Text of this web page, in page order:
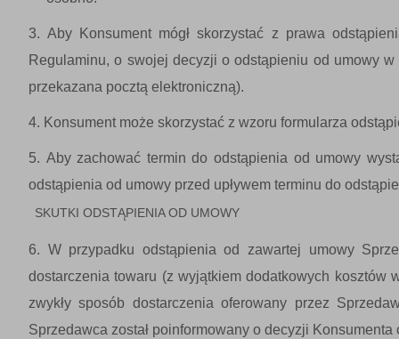
Aby Konsument mógł skorzystać z prawa
Regulaminu, o swojej decyzji o odstąpieniu od umowy
przekazana pocztą elektroniczną).
Konsument może skorzystać z wzoru formularza
Aby zachować termin do odstąpienia od umowy
odstąpienia od umowy przed upływem terminu do
SKUTKI ODSTĄPIENIA OD UMOWY
W przypadku odstąpienia od zawartej umowy
dostarczenia towaru (z wyjątkiem dodatkowych kosztów
zwykły sposób dostarczenia oferowany przez
Sprzedawca został poinformowany o decyzji